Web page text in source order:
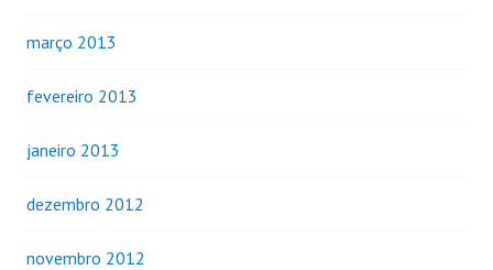
março 2013
fevereiro 2013
janeiro 2013
dezembro 2012
novembro 2012